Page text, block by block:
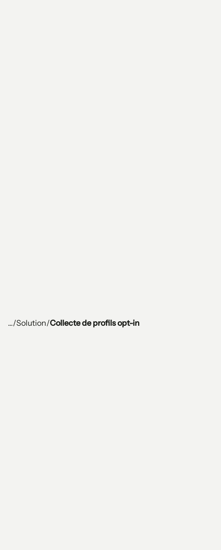
.../Solution/Collecte de profils opt-in